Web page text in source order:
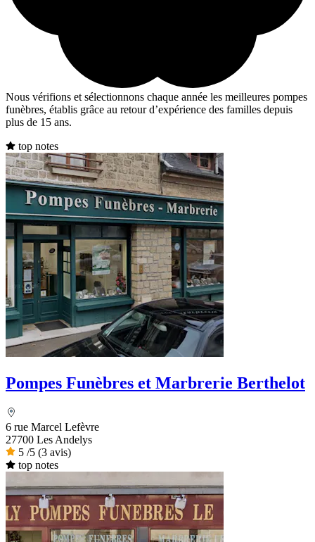
Nous vérifions et sélectionnons chaque année les meilleures pompes
funèbres, établis grâce au retour d’expérience des familles depuis
plus de 15 ans.
top notes
Pompes Funèbres et Marbrerie Berthelot
6 rue Marcel Lefèvre
27700 Les Andelys
5 /5 (3 avis)
top notes